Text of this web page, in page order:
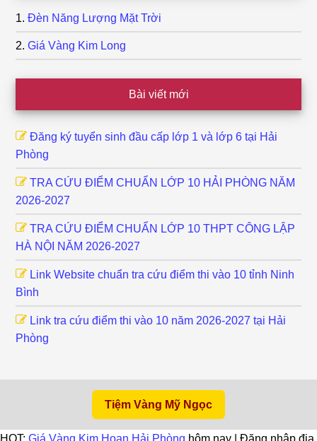
Đèn Năng Lượng Mặt Trời
Giá Vàng Kim Long
Bài viết mới
Đăng ký tuyển sinh đầu cấp lớp 1 và lớp 6 tại Hải
Phòng
TRA CỨU ĐIỂM CHUẨN LỚP 10 HẢI PHÒNG NĂM
2026-2027
TRA CỨU ĐIỂM CHUẨN LỚP 10 THPT CÔNG LẬP
HÀ NỘI NĂM 2026-2027
Link Website chuẩn tra cứu điểm thi vào 10 tỉnh Ninh
Bình
Link tra cứu điểm thi vào 10 năm 2026-2027 tại Hải
Phòng
Tiệm Vàng Mỹ Ngọc
HOT: Giá Vàng Kim Hoan Hải Phòng hôm nay | Đăng nhập địa